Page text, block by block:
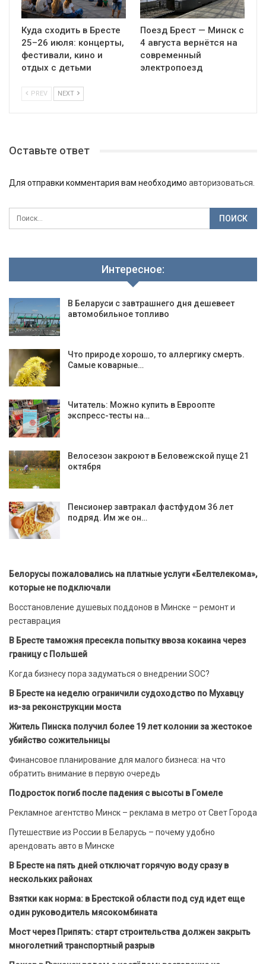
Куда сходить в Бресте
25–26 июля: концерты,
фестивали, кино и
отдых с детьми
Поезд Брест — Минск с
4 августа вернётся на
современный
электропоезд
PREV NEXT
Оставьте ответ
Для отправки комментария вам необходимо авторизоваться
Интересное:
В Беларуси с завтрашнего дня дешевеет
автомобильное топливо
Что природе хорошо, то аллергику смерть.
Самые коварные…
Читатель: Можно купить в Евроопте
экспресс-тесты на…
Велосезон закроют в Беловежской пуще 21
октября
Пенсионер завтракал фастфудом 36 лет
подряд. Им же он…
Белорусы пожаловались на платные услуги «Белтелекома»,
которые не подключали
Восстановление душевых поддонов в Минске – ремонт и
реставрация
В Бресте таможня пресекла попытку ввоза кокаина через
границу с Польшей
Когда бизнесу пора задуматься о внедрении SOC?
В Бресте на неделю ограничили судоходство по Мухавцу
из-за реконструкции моста
Житель Пинска получил более 19 лет колонии за жестокое
убийство сожительницы
Финансовое планирование для малого бизнеса: на что
обратить внимание в первую очередь
Подросток погиб после падения с высоты в Гомеле
Рекламное агентство Минск – реклама в метро от Свет Города
Путешествие из России в Беларусь – почему удобно
арендовать авто в Минске
В Бресте на пять дней отключат горячую воду сразу в
нескольких районах
Взятки как норма: в Брестской области под суд идет еще
один руководитель мясокомбината
Мост через Припять: старт строительства должен закрыть
многолетний транспортный разрыв